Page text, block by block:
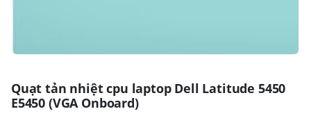
Quạt tản nhiệt cpu laptop Dell Latitude 5450
E5450 (VGA Onboard)